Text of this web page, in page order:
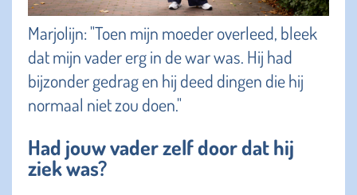
Marjolijn: "Toen mijn moeder overleed, bleek
dat mijn vader erg in de war was. Hij had
bijzonder gedrag en hij deed dingen die hij
normaal niet zou doen."
Had jouw vader zelf door dat hij
ziek was?